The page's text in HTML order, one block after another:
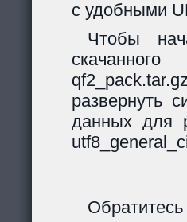
с удобными
Чтобы
развернуть
данных для